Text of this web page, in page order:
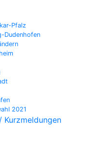
Pfalz
Dudenhofen
2021
Kurzmeldungen